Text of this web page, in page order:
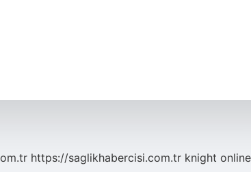
https://saglikhabercisi.com.tr knight online